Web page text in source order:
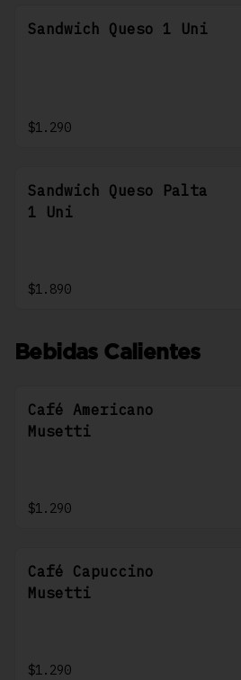
Sandwich Queso 1 Uni
$1.290
Sandwich Queso Palta
1 Uni
$1.890
Bebidas Calientes
Café Americano
Musetti
$1.290
Café Capuccino
Musetti
$1.290